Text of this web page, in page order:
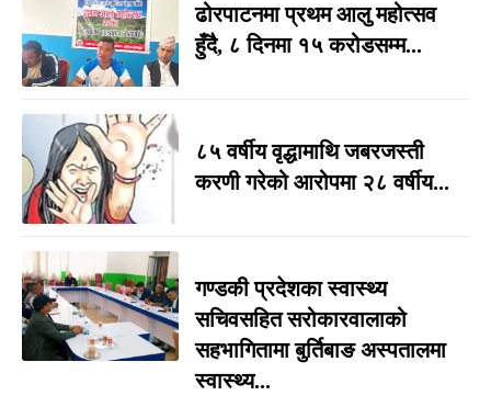
ढोरपाटनमा प्रथम आलु महोत्सव
हुँदै, ८ दिनमा १५ करोडसम्म...
८५ वर्षीय वृद्धामाथि जबरजस्ती
करणी गरेको आरोपमा २८ वर्षीय...
गण्डकी प्रदेशका स्वास्थ्य
सचिवसहित सरोकारवालाको
सहभागितामा बुर्तिबाङ अस्पतालमा
स्वास्थ्य...